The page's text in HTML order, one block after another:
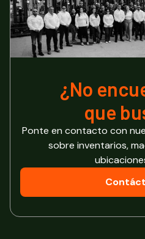
¿No
que
Ponte en contacto con
sobre inventarios,